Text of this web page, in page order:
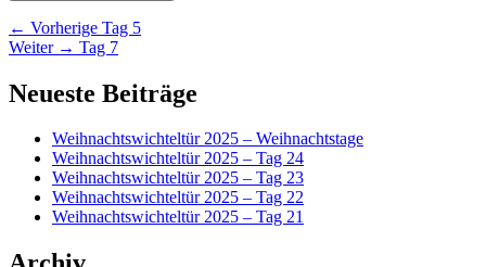
Beitragsnavigation
← Vorherige Vorheriger
Beitrag:
Tag 5
Weiter → Nächster
Tag 7
Primärer
Widgetbereich
Neueste Beiträge
Weihnachtswichteltür 2025 – Weihnachtstage
Weihnachtswichteltür 2025 – Tag 24
Weihnachtswichteltür 2025 – Tag 23
Weihnachtswichteltür 2025 – Tag 22
Weihnachtswichteltür 2025 – Tag 21